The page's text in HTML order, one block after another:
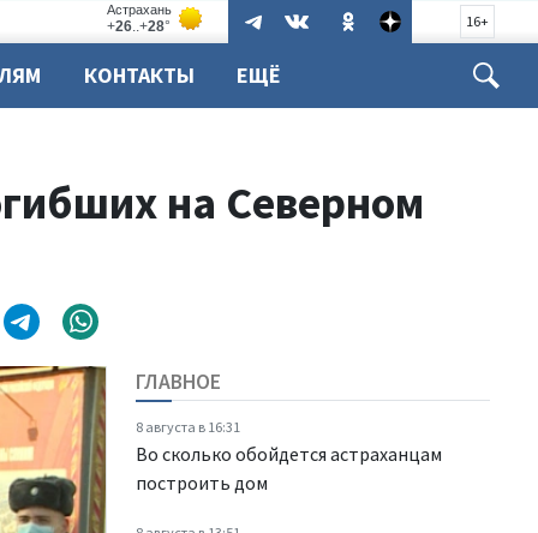
16+
КОНТАКТЫ ЕЩЁ
на Северном
ГЛАВНОЕ
8 августа в 16:31
Во сколько обойдется астраханцам
построить дом